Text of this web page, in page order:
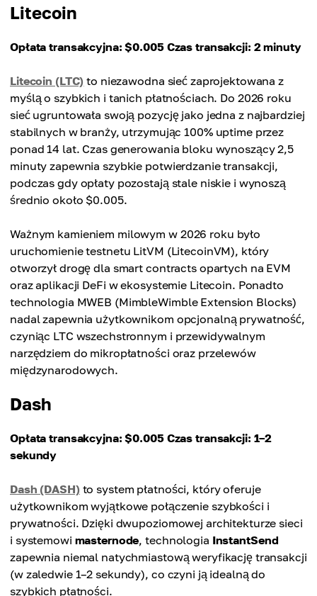
Litecoin
Opłata transakcyjna: $0.005 Czas transakcji: 2 minuty
Litecoin (LTC) to niezawodna sieć zaprojektowana z
myślą o szybkich i tanich płatnościach. Do 2026 roku
sieć ugruntowała swoją pozycję jako jedna z najbardziej
stabilnych w branży, utrzymując 100% uptime przez
ponad 14 lat. Czas generowania bloku wynoszący 2,5
minuty zapewnia szybkie potwierdzanie transakcji,
podczas gdy opłaty pozostają stale niskie i wynoszą
średnio około $0.005.
Ważnym kamieniem milowym w 2026 roku było
uruchomienie testnetu LitVM (LitecoinVM), który
otworzył drogę dla smart contracts opartych na EVM
oraz aplikacji DeFi w ekosystemie Litecoin. Ponadto
technologia MWEB (MimbleWimble Extension Blocks)
nadal zapewnia użytkownikom opcjonalną prywatność,
czyniąc LTC wszechstronnym i przewidywalnym
narzędziem do mikropłatności oraz przelewów
międzynarodowych.
Dash
Opłata transakcyjna: $0.005 Czas transakcji: 1–2
sekundy
Dash (DASH) to system płatności, który oferuje
użytkownikom wyjątkowe połączenie szybkości i
prywatności. Dzięki dwupoziomowej architekturze sieci
i systemowi masternode, technologia InstantSend
zapewnia niemal natychmiastową weryfikację transakcji
(w zaledwie 1–2 sekundy), co czyni ją idealną do
szybkich płatności.